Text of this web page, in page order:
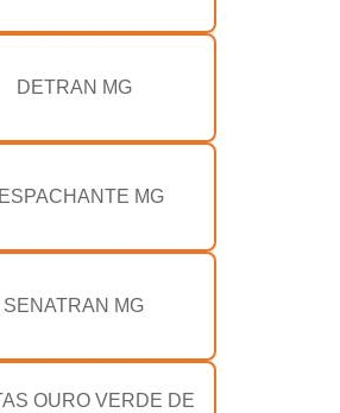
DETRAN MG
MG
SENATRAN MG
OURO VERDE DE